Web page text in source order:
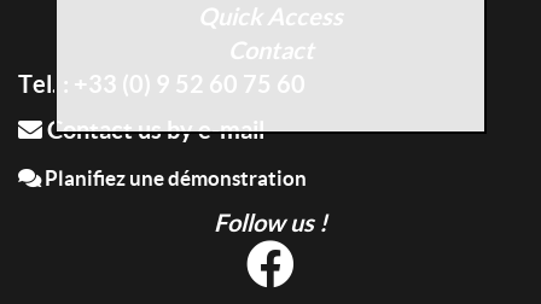
Quick Access
Contact
Tel. : +33 (0) 9 52 60 75 60
Contact us by e-mail
Planifiez une démonstration
Follow us !